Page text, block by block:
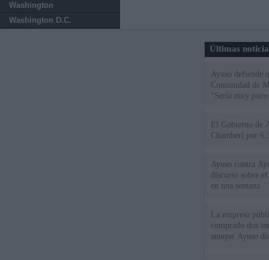
Washington
Washington D.C.
Últimas
Ayuso defiende
Comunidad de
"Sería muy
El Gobierno de
Chamberí por
Ayuso contra
discurso sobre
en una semana
La empresa
comprado dos
aunque Ayuso